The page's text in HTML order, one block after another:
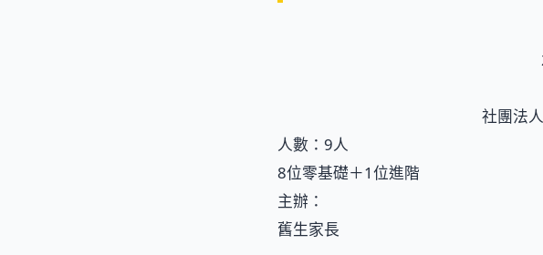
社團法
人數：9人
8位零基礎＋1位進階
主辦：
舊生家長